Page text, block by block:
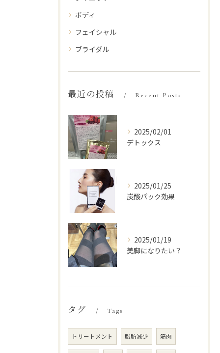
ボディ
フェイシャル
ブライダル
最近の投稿 Recent Posts
2025/02/01
デトックス
2025/01/25
炭酸パック効果
2025/01/19
美脚になりたい？
タグ Tags
トリートメント 脂肪減少 筋肉